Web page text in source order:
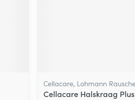
Cellacare, Lohmann
Cellacare Halskraag Plus